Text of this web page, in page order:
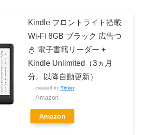
Kindle フロントライト搭載
Wi-Fi 8GB ブラック 広告つ
き 電子書籍リーダー +
Kindle Unlimited（3ヵ月
分。以降自動更新）
created by Rinker
Amazon
Amazon